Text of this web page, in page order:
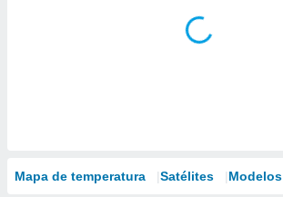
Mapa de temperatura Satélites Modelos